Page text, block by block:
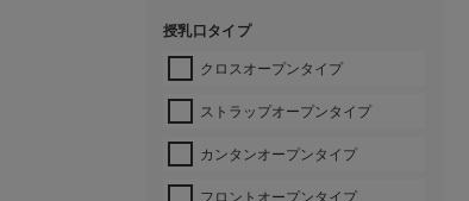
授乳口タイプ
クロスオープンタイプ
ストラップオープンタイプ
カンタンオープンタイプ
フロントオープンタイプ